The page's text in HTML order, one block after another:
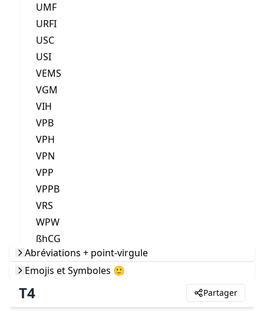
UMF
URFI
USC
USI
VEMS
VGM
VIH
VPB
VPH
VPN
VPP
VPPB
VRS
WPW
ßhCG
Abréviations + point-virgule
Emojis et Symboles 🙂
T4 Partager